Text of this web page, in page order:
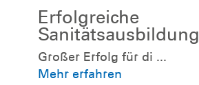
Erfolgreiche
Sanitätsausbildung
Großer Erfolg für di ...
Mehr erfahren